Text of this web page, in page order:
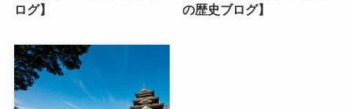
ログ】
の歴史ブログ】